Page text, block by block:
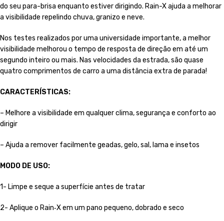
do seu para-brisa enquanto estiver dirigindo. Rain-X ajuda a melhorar
a visibilidade repelindo chuva, granizo e neve.
Nos testes realizados por uma universidade importante, a melhor
visibilidade melhorou o tempo de resposta de direção em até um
segundo inteiro ou mais. Nas velocidades da estrada, são quase
quatro comprimentos de carro a uma distância extra de parada!
CARACTERÍSTICAS:
– Melhore a visibilidade em qualquer clima, segurança e conforto ao
dirigir
– Ajuda a remover facilmente geadas, gelo, sal, lama e insetos
MODO DE USO:
1- Limpe e seque a superfície antes de tratar
2- Aplique o Rain‑X em um pano pequeno, dobrado e seco